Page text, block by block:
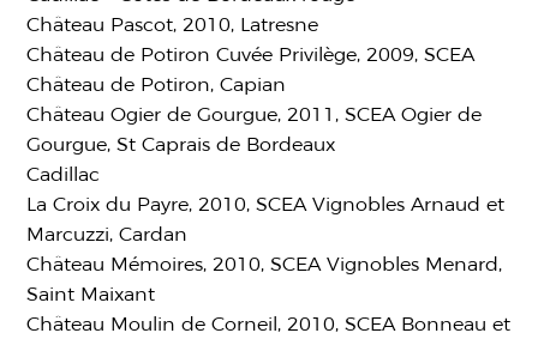
Château Pascot, 2010, Latresne
Château de Potiron Cuvée Privilège, 2009, SCEA
Château de Potiron, Capian
Château Ogier de Gourgue, 2011, SCEA Ogier de
Gourgue, St Caprais de Bordeaux
Cadillac
La Croix du Payre, 2010, SCEA Vignobles Arnaud et
Marcuzzi, Cardan
Château Mémoires, 2010, SCEA Vignobles Menard,
Saint Maixant
Château Moulin de Corneil, 2010, SCEA Bonneau et